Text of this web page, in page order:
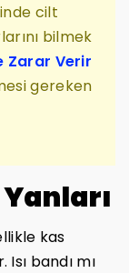
cilt
bilmek
Zarar Verir
gereken
Yanları
kas
bandı mı